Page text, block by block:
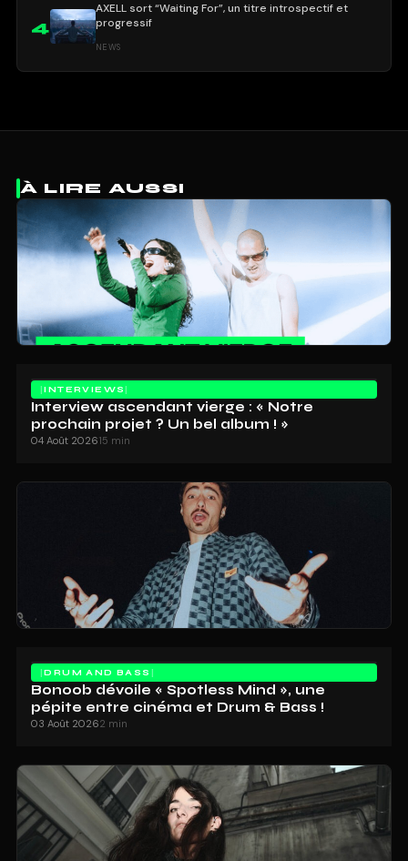
4
AXELL sort “Waiting For”, un titre introspectif et
progressif
NEWS
À LIRE AUSSI
INTERVIEWS
Interview ascendant vierge : « Notre
prochain projet ? Un bel album ! »
04 Août 202615 min
DRUM AND BASS
Bonoob dévoile « Spotless Mind », une
pépite entre cinéma et Drum & Bass !
03 Août 20262 min